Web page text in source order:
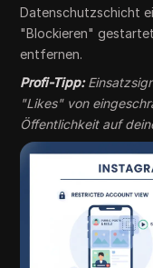
Datenschutzschicht
"Blockieren"
entfernen.
Profi-Tipp:
"Likes" von
Öffentlichkeit auf